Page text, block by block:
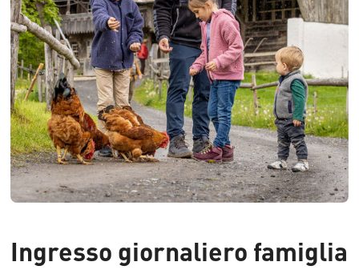
Ingresso giornaliero famiglia